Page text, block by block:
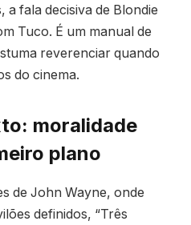
a fala decisiva de Blondie
Tuco. É um manual de
reverenciar quando
do cinema.
moralidade
plano
de John Wayne, onde
definidos, “Três